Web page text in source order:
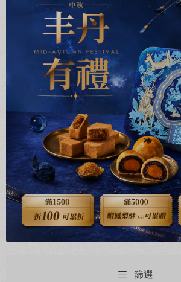
點我加入會員 加入丰丹LINE
篩選